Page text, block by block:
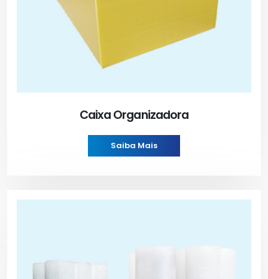
Caixa Organizadora
Saiba Mais